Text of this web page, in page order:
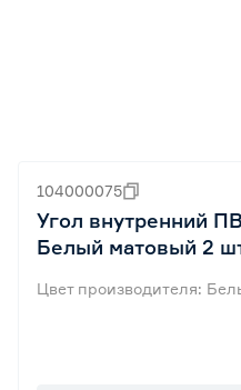
104000075
Угол внутренний
Белый матовый 2
Цвет производителя: